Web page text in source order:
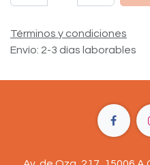
Términos y condiciones
Envío: 2-3 días laborables